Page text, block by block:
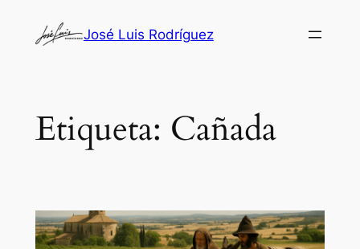
José Luis Rodríguez
Etiqueta: Cañada